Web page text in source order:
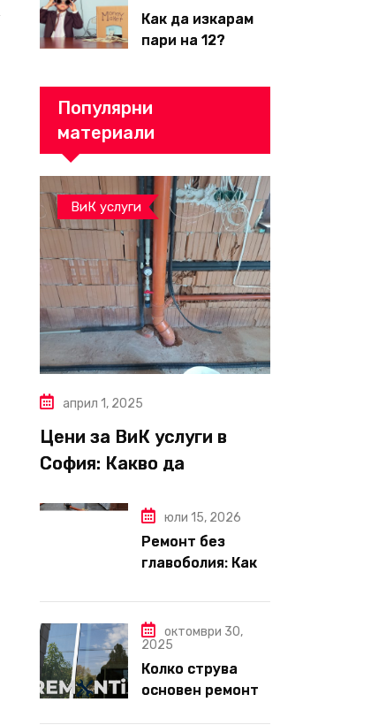
бюджет
Как да изкарам
пари на 12?
Популярни
материали
ВиК услуги
април 1, 2025
Цени за ВиК услуги в
София: Какво да
юли 15, 2026
Ремонт без
главоболия: Как
надеждна фирма
за вътрешни
ремонти във
Варна
октомври 30,
2025
Колко струва
основен ремонт